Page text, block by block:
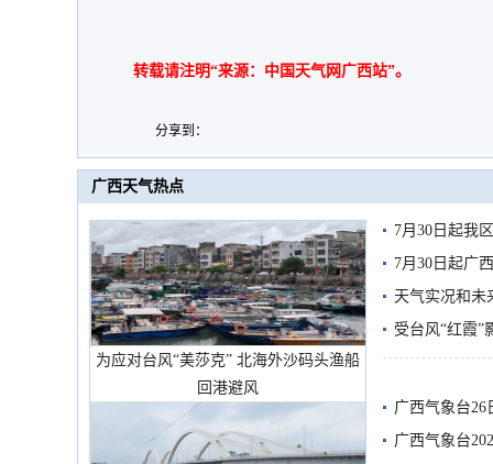
转载请注明“来源：中国天气网广西站”。
分享到：
广西天气热点
为应对台风“美莎克” 北海外沙码头渔船
回港避风
7月30日起我
7月30日起广
天气实况和未
受台风“红霞”
有较强降雨
广西气象台26
广西气象台